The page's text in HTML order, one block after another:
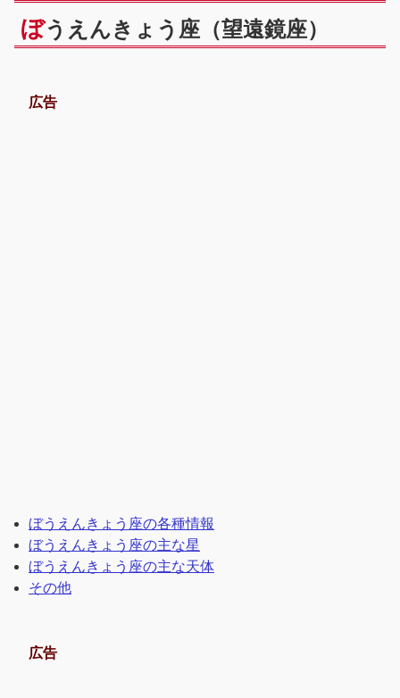
ぼうえんきょう座（望遠鏡座）
広告
ぼうえんきょう座の各種情報
ぼうえんきょう座の主な星
ぼうえんきょう座の主な天体
その他
広告